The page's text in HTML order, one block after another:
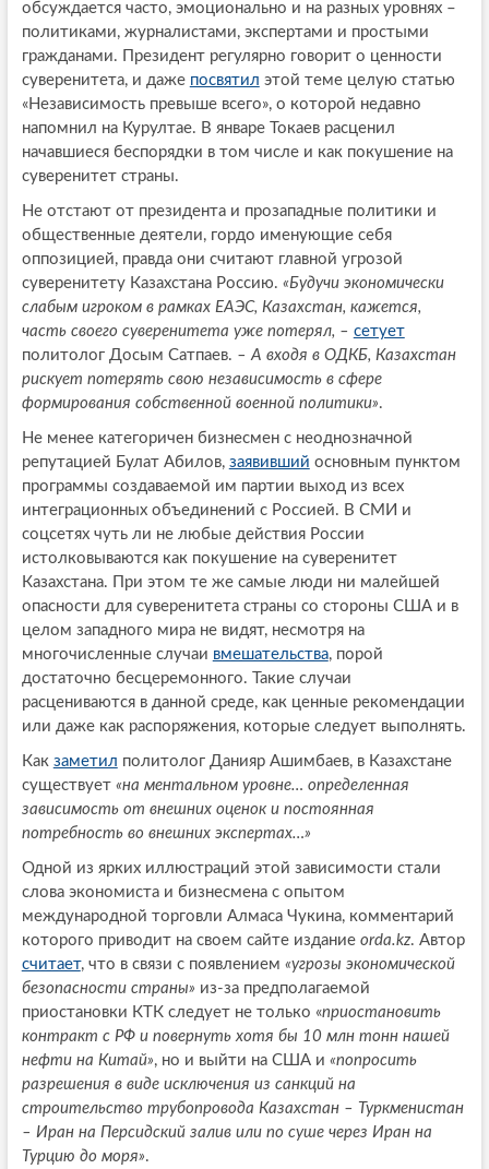
обсуждается часто, эмоционально и на разных уровнях –
политиками, журналистами, экспертами и простыми
гражданами. Президент регулярно говорит о ценности
суверенитета, и даже посвятил этой теме целую статью
«Независимость превыше всего», о которой недавно
напомнил на Курултае. В январе Токаев расценил
начавшиеся беспорядки в том числе и как покушение на
суверенитет страны.
Не отстают от президента и прозападные политики и
общественные деятели, гордо именующие себя
оппозицией, правда они считают главной угрозой
суверенитету Казахстана Россию. «Будучи экономически
слабым игроком в рамках ЕАЭС, Казахстан, кажется,
часть своего суверенитета уже потерял, – сетует
политолог Досым Сатпаев. – А входя в ОДКБ, Казахстан
рискует потерять свою независимость в сфере
формирования собственной военной политики».
Не менее категоричен бизнесмен с неоднозначной
репутацией Булат Абилов, заявивший основным пунктом
программы создаваемой им партии выход из всех
интеграционных объединений с Россией. В СМИ и
соцсетях чуть ли не любые действия России
истолковываются как покушение на суверенитет
Казахстана. При этом те же самые люди ни малейшей
опасности для суверенитета страны со стороны США и в
целом западного мира не видят, несмотря на
многочисленные случаи вмешательства, порой
достаточно бесцеремонного. Такие случаи
расцениваются в данной среде, как ценные рекомендации
или даже как распоряжения, которые следует выполнять.
Как заметил политолог Данияр Ашимбаев, в Казахстане
существует «на ментальном уровне… определенная
зависимость от внешних оценок и постоянная
потребность во внешних экспертах…»
Одной из ярких иллюстраций этой зависимости стали
слова экономиста и бизнесмена с опытом
международной торговли Алмаса Чукина, комментарий
которого приводит на своем сайте издание orda.kz. Автор
считает, что в связи с появлением «угрозы экономической
безопасности страны» из-за предполагаемой
приостановки КТК следует не только «приостановить
контракт с РФ и повернуть хотя бы 10 млн тонн нашей
нефти на Китай», но и выйти на США и «попросить
разрешения в виде исключения из санкций на
строительство трубопровода Казахстан – Туркменистан
– Иран на Персидский залив или по суше через Иран на
Турцию до моря».